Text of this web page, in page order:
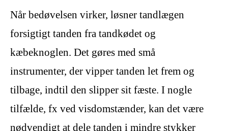
Når bedøvelsen virker, løsner tandlægen
forsigtigt tanden fra tandkødet og
kæbeknoglen. Det gøres med små
instrumenter, der vipper tanden let frem og
tilbage, indtil den slipper sit fæste. I nogle
tilfælde, fx ved visdomstænder, kan det være
nødvendigt at dele tanden i mindre stykker